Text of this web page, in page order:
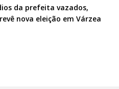
da prefeita vazados,
nova eleição em Várzea